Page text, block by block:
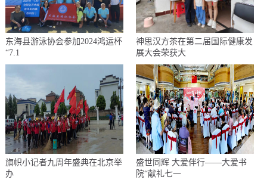
东海县游泳协会参加2024鸿运杯
“7.1
神思汉方茶在第二届国际健康发
展大会荣获大
旗帜小记者九周年盛典在北京举
办
盛世同辉 大爱伴行——大爱书
院“献礼七一